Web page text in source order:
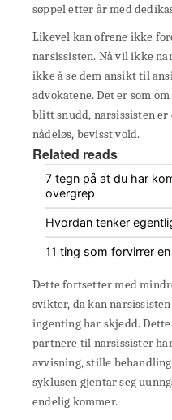
søppel etter år med
Likevel kan ofrene ikke
narsissisten. Nå vil ikke
ikke å se dem ansikt til
advokatene. Det er som
blitt snudd, narsissisten er
nådeløs, bevisst vold.
Related reads
7 tegn på at du har
overgrep
Hvordan tenker
11 ting som forvirrer
Dette fortsetter med
svikter, da kan
ingenting har skjedd.
partnere til narsissister
avvisning, stille
syklusen gjentar seg
endelig kommer.